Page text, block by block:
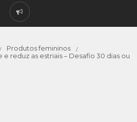
Produtos femininos
e reduz as estriais – Desafio 30 dias ou